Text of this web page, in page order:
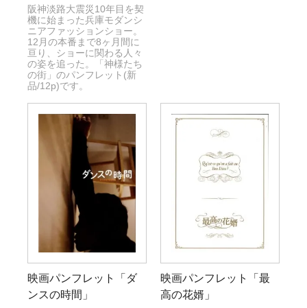
阪神淡路大震災10年目を契
機に始まった兵庫モダンシ
ニアファッションショー。
12月の本番まで8ヶ月間に
亘り、ショーに関わる人々
の姿を追った。「神様たち
の街」のパンフレット(新
品/12p)です。
映画パンフレット「ダ
ンスの時間」
映画パンフレット「最
高の花婿」